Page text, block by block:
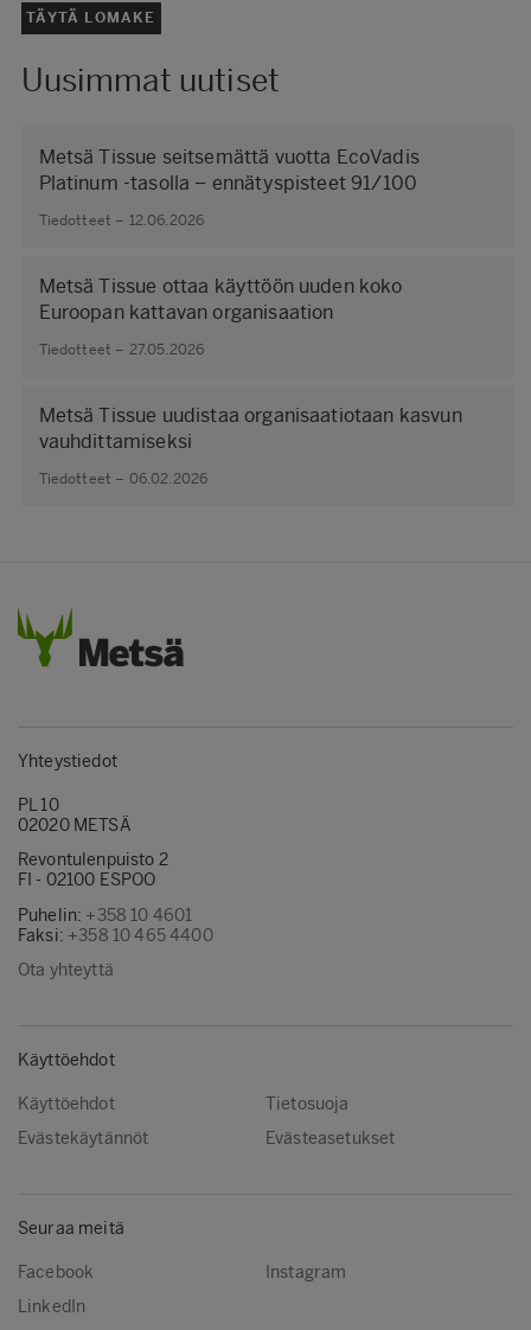
TÄYTÄ LOMAKE
Uusimmat uutiset
Metsä Tissue seitsemättä vuotta EcoVadis
Platinum -tasolla – ennätyspisteet 91/100
Tiedotteet – 12.06.2026
Metsä Tissue ottaa käyttöön uuden koko
Euroopan kattavan organisaation
Tiedotteet – 27.05.2026
Metsä Tissue uudistaa organisaatiotaan kasvun
vauhdittamiseksi
Tiedotteet – 06.02.2026
Yhteystiedot
PL 10
02020 METSÄ
Revontulenpuisto 2
FI - 02100 ESPOO
Puhelin: +358 10 4601
Faksi: +358 10 465 4400
Ota yhteyttä
Käyttöehdot
Käyttöehdot
Tietosuoja
Evästekäytännöt
Evästeasetukset
Seuraa meitä
Facebook
Instagram
LinkedIn